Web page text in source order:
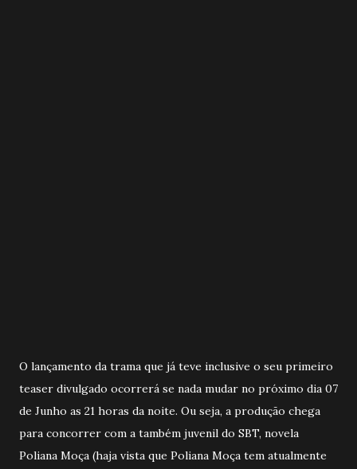
O lançamento da trama que já teve inclusive o seu primeiro
teaser divulgado ocorrerá se nada mudar no próximo dia 07
de Junho as 21 horas da noite. Ou seja, a produção chega
para concorrer com a também juvenil do SBT, novela
Poliana Moça (haja vista que Poliana Moça tem atualmente